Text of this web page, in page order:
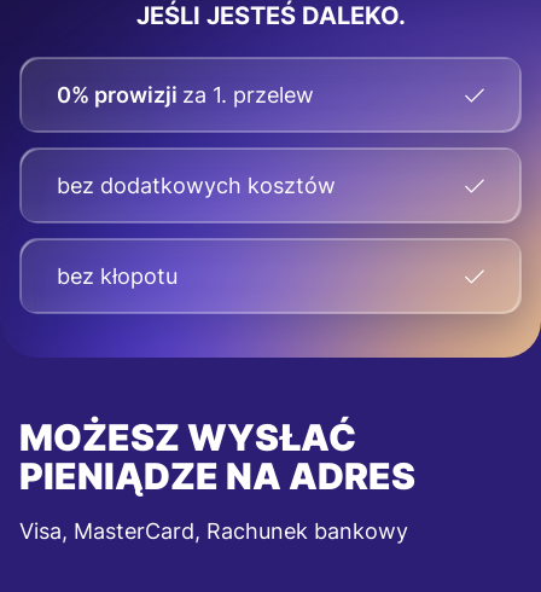
JEŚLI JESTEŚ DALEKO.
0% prowizji za 1. przelew
bez dodatkowych kosztów
bez kłopotu
MOŻESZ WYSŁAĆ
PIENIĄDZE NA ADRES
Visa, MasterCard, Rachunek bankowy